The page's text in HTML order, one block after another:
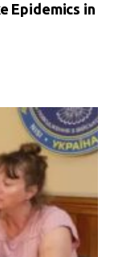
Epidemics in